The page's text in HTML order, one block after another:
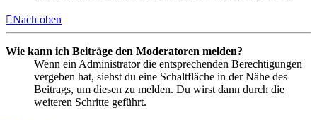
Nach oben
Wie kann ich Beiträge den Moderatoren melden?
Wenn ein Administrator die entsprechenden Berechtigungen
vergeben hat, siehst du eine Schaltfläche in der Nähe des
Beitrags, um diesen zu melden. Du wirst dann durch die
weiteren Schritte geführt.